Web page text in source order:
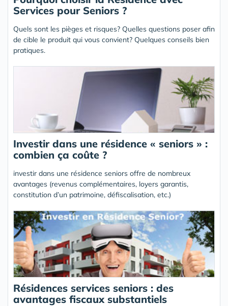
Services pour Seniors ?
Quels sont les pièges et risques? Quelles questions poser afin
de cible le produit qui vous convient? Quelques conseils bien
pratiques.
Investir dans une résidence « seniors » :
combien ça coûte ?
investir dans une résidence seniors offre de nombreux
avantages (revenus complémentaires, loyers garantis,
constitution d’un patrimoine, défiscalisation, etc.)
Résidences services seniors : des
avantages fiscaux substantiels